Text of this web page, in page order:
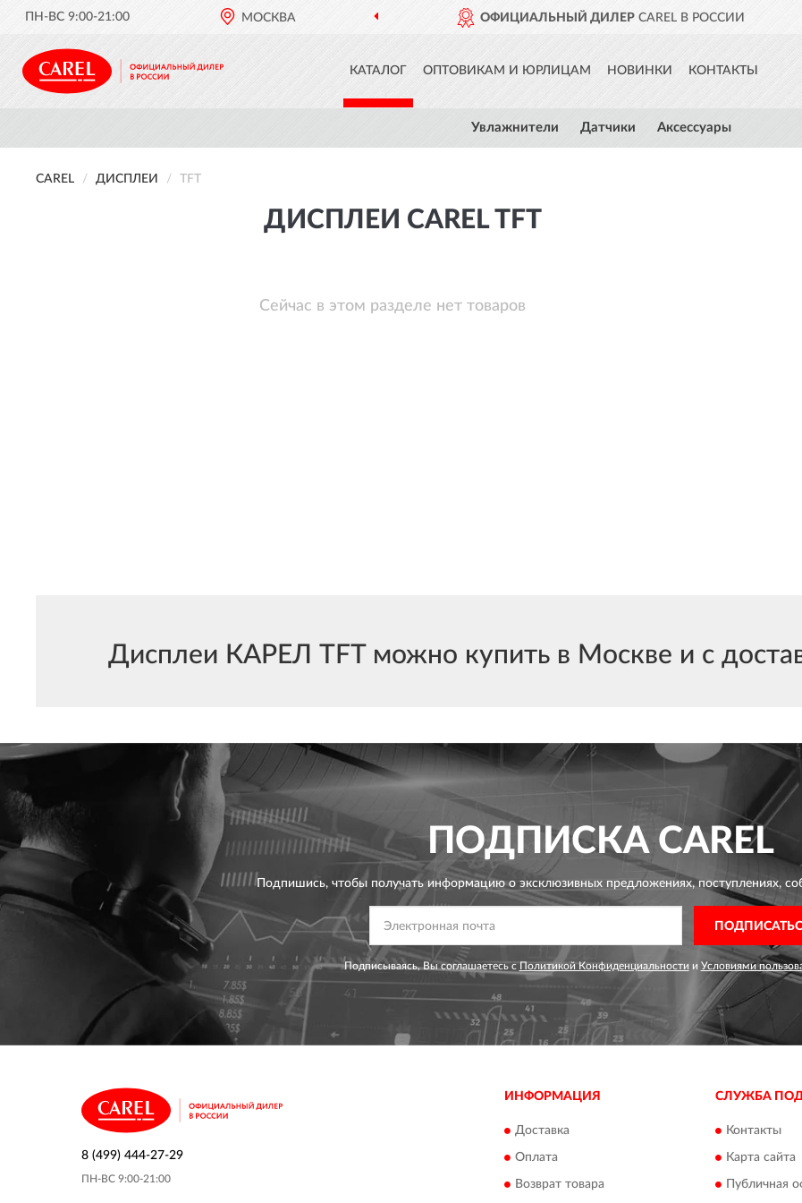
ПН-ВС 9:00-21:00 МОСКВА ОФИЦИАЛЬНЫЙ ДИЛЕРCAREL В РОССИИ
КАТАЛОГ ОПТОВИКАМ И ЮРЛИЦАМ НОВИНКИ КОНТАКТЫ
Увлажнители Датчики Аксессуары
CAREL ДИСПЛЕИ TFT
ДИСПЛЕИ CAREL TFT
Сейчас в этом разделе нет товаров
Дисплеи КАРЕЛ TFT можно купить в Москве и с
ПОДПИСКАCAREL
Подпишись, чтобы получать информацию о эксклюзивных предложениях,поступлениях,
Подписываясь, Вы соглашаетесь сПолитикой Конфиденциальности и Условиями
8 (499) 444-27-29
ПН-ВС 9:00-21:00
ИНФОРМАЦИЯ
Доставка
Оплата
Возврат товара
СЛУЖБА
Контакты
Карта сайта
Публичная